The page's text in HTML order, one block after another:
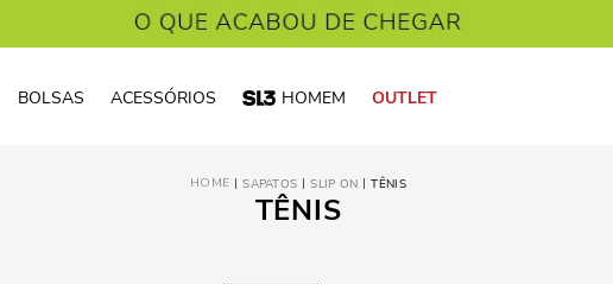
BOLSAS ACESSÓRIOS HOMEM OUTLET
SAPATOS SLIP ON TÊNIS
TÊNIS